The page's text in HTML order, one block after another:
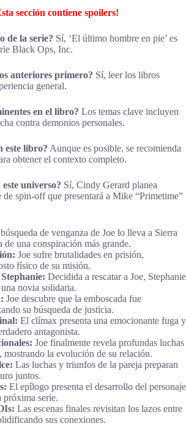
sección contiene spoilers!
de la serie? Sí, ‘El último hombre en pie’ es
Black Ops, Inc.
anteriores primero? Sí, leer los libros
general.
en el libro? Los temas clave incluyen
contra demonios personales.
este libro? Aunque es posible, se recomienda
obtener el contexto completo.
universo? Sí, Cindy Gerard planea
de spin-off que presentará a Mike “Primetime”
de venganza de Joe lo lleva a Sierra
de una conspiración más grande.
Joe sufre brutalidades en prisión,
físico de su misión.
Decidida a rescatar a Joe, Stephanie
novia solidaria.
Joe descubre que la emboscada fue
su búsqueda de justicia.
El clímax presenta una emocionante fuga y
antagonista.
Joe finalmente revela profundas luchas
mostrando la evolución de su relación.
Las luchas y triunfos de la pareja preparan
juntos.
El epílogo presenta el desarrollo del personaje
serie.
Las escenas finales revisitan los lazos entre
sus conexiones.